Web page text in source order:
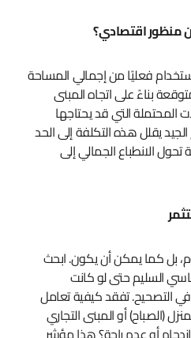
منظور اقتصادي؟
فعليًا من إجمالي المساحة
بناءً على اتجاه المبنى
المحتملة التي قد يحتاجها
يقلل هذه التكلفة إلى الحد
الانطباع الجمالي إلى
بل كما يمكن أن يكون. ابحث
السليم حتى لو كانت
التصحيح. تفقد كيفية تعامل
(الصباح) أو المبنى التجاري